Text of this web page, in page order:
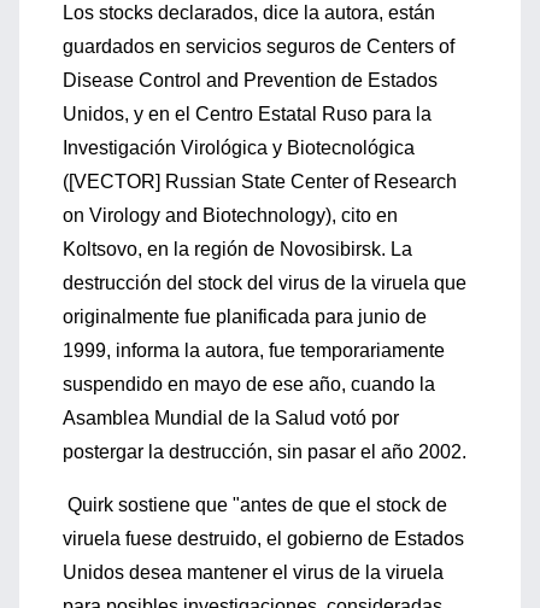
Los stocks declarados, dice la autora, están
guardados en servicios seguros de Centers of
Disease Control and Prevention de Estados
Unidos, y en el Centro Estatal Ruso para la
Investigación Virológica y Biotecnológica
([VECTOR] Russian State Center of Research
on Virology and Biotechnology), cito en
Koltsovo, en la región de Novosibirsk. La
destrucción del stock del virus de la viruela que
originalmente fue planificada para junio de
1999, informa la autora, fue temporariamente
suspendido en mayo de ese año, cuando la
Asamblea Mundial de la Salud votó por
postergar la destrucción, sin pasar el año 2002.
Quirk sostiene que "antes de que el stock de
viruela fuese destruido, el gobierno de Estados
Unidos desea mantener el virus de la viruela